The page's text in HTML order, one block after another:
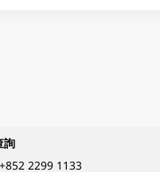
詢
+852 2299 1133